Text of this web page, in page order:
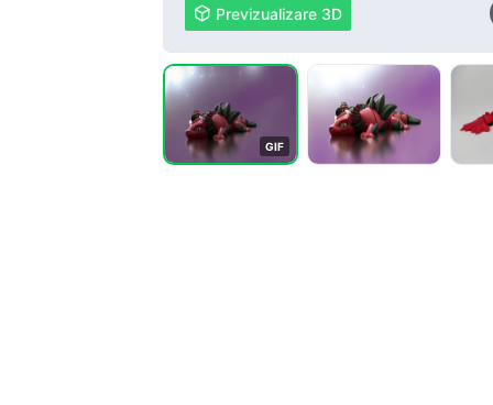
 Previzualizare 3D
GIF